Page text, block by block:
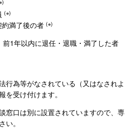
(※)
満了後の者 (※)
1年以内に退任・退職・満了した者
行為等がなされている（又はなされよ
を受け付けます。
窓口は別に設置されていますので、専
い。